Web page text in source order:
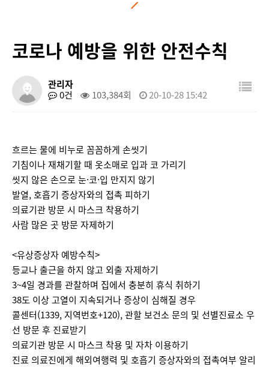
코로나 예방을 위한 안전수칙
관리자
0건
103,384회 20-10-28 15:42
흐르는 물에 비누로 꼼꼼하게 손씻기
기침이나 재채기할 때 옷소매로 입과 코 가리기
씻지 않은 손으로 눈·코·입 만지지 않기
발열, 호흡기 증상자와의 접촉 피하기
의료기관 방문 시 마스크 착용하기
사람 많은 곳 방문 자제하기
<유상증상자 예방수칙>
등교나 출근을 하지 않고 외출 자제하기
3~4일 경과를 관찰하며 집에서 충분히 휴식 취하기
38도 이상 고열이 지속되거나 증상이 심해질 경우
콜센터(1339, 지역번호+120), 관할 보건소 문의 및 선별진료소 우
선 방문 후 진료받기
의료기관 방문 시 마스크 착용 및 자차 이용하기
진료 의료진에게 해외여행력 및 호흡기 증상자와의 접촉여부 알리